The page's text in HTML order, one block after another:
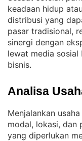
keadaan hidup
distribusi yang
pasar tradisional,
sinergi dengan
lewat media
bisnis.
Analisa
Menjalankan
modal, lokasi, dan
yang diperlukan